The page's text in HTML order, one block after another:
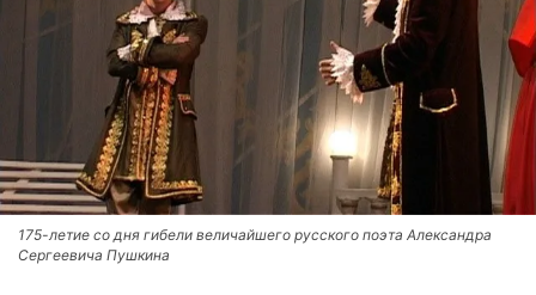
175-летие со дня гибели величайшего русского поэта Александра
Сергеевича Пушкина